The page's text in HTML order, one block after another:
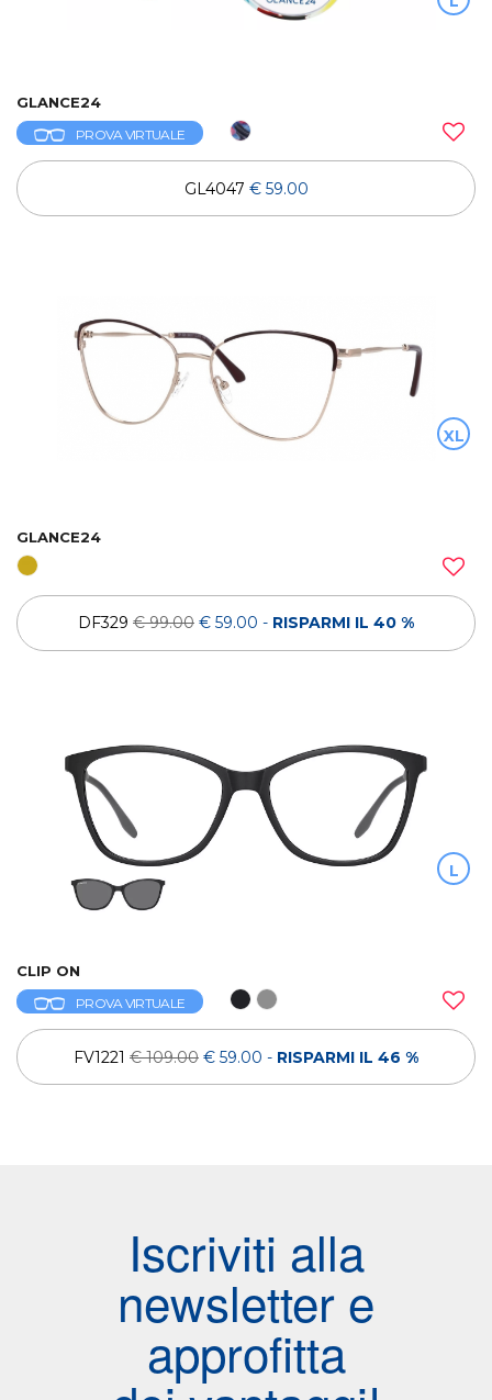
GLANCE24
PROVA VIRTUALE
GL4047 € 59.00
XL
GLANCE24
DF329 € 99.00 € 59.00 - RISPARMI IL 40 %
L
CLIP ON
PROVA VIRTUALE
FV1221 € 109.00 € 59.00 - RISPARMI IL 46 %
Iscriviti alla
newsletter e
approfitta